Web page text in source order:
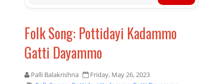
Folk Song: Pottidayi Kadammo
Gatti Dayammo
Palli Balakrishna
Friday, May 26, 2023